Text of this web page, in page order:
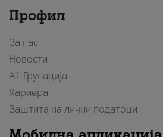
Профил
За нас
Новости
А1 Групација
Кариера
Заштита на лични податоци